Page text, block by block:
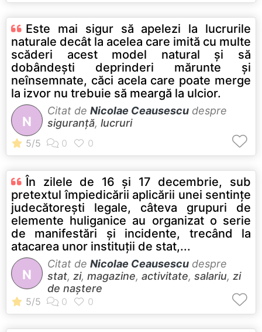
Este mai sigur să apelezi la lucrurile
naturale decât la acelea care imită cu multe
scăderi acest model natural şi să
dobândeşti deprinderi mărunte şi
neînsemnate, căci acela care poate merge
la izvor nu trebuie să meargă la ulcior.
N
Citat de Nicolae Ceausescu despre
siguranță, lucruri
În zilele de 16 şi 17 decembrie, sub
pretextul împiedicării aplicării unei sentinţe
judecătoreşti legale, câteva grupuri de
elemente huliganice au organizat o serie
de manifestări şi incidente, trecând la
atacarea unor instituţii de stat,...
N
Citat de Nicolae Ceausescu despre
stat, zi, magazine, activitate, salariu, zi
de naștere